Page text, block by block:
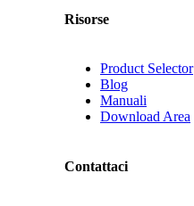
Risorse
Product Selector
Blog
Manuali
Download Area
Contattaci